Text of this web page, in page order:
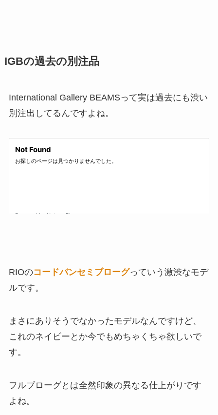
IGBの過去の別注品
International Gallery BEAMSって実は過去にも渋い
別注出してるんですよね。
RIOのコードバンセミブローグっていう激渋なモデ
ルです。
まさにありそうでなかったモデルなんですけど、
これのネイビーとか今でもめちゃくちゃ欲しいで
す。
フルブローグとは全然印象の異なる仕上がりです
よね。